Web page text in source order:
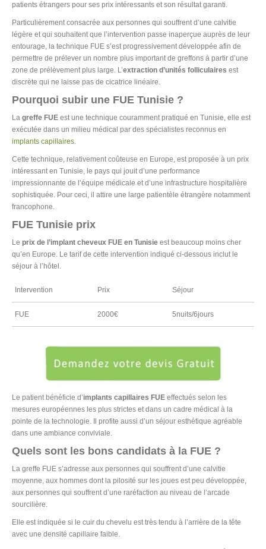
patients étrangers pour ses prix intéressants et son résultat garanti.
Particulièrement consacrée aux personnes qui souffrent d’une calvitie
légère et qui souhaitent que l’intervention passe inaperçue auprès de leur
entourage, la technique FUE s’est progressivement développée afin de
permettre de prélever un nombre plus important de greffons à partir d’une
zone de prélèvement plus large. L’extraction d’unités folliculaires est
discrète qui ne laisse pas de cicatrice linéaire.
Pourquoi subir une FUE Tunisie ?
La greffe FUE est une technique couramment pratiqué en Tunisie, elle est
exécutée dans un milieu médical par des spécialistes reconnus en
implants capillaires.
Cette technique, relativement coûteuse en Europe, est proposée à un prix
intéressant en Tunisie, le pays qui jouit d’une performance
impressionnante de l’équipe médicale et d’une infrastructure hospitalière
sophistiquée. Pour ceci, il attire une large patientèle étrangère notamment
francophone.
FUE Tunisie prix
Le prix de l’implant cheveux FUE en Tunisie est beaucoup moins cher
qu’en Europe. Le tarif de cette intervention indiqué ci-dessous inclut le
séjour à l’hôtel.
Intervention Prix Séjour
FUE 2000€ 5nuits/6jours
Le patient bénéficie d’implants capillaires FUE effectués selon les
mesures européennes les plus strictes et dans un cadre médical à la
pointe de la technologie. Il profite aussi d’un séjour esthétique agréable
dans une ambiance conviviale.
Quels sont les bons candidats à la FUE ?
La greffe FUE s’adresse aux personnes qui souffrent d’une calvitie
moyenne, aux hommes dont la pilosité sur les joues est peu développée,
aux personnes qui souffrent d’une raréfaction au niveau de l’arcade
sourcilière.
Elle est indiquée si le cuir du chevelu est très tendu à l’arrière de la tête
avec une densité capillaire faible.